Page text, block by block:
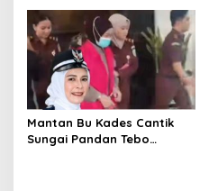
Mantan Bu Kades Cantik
Sungai Pandan Tebo